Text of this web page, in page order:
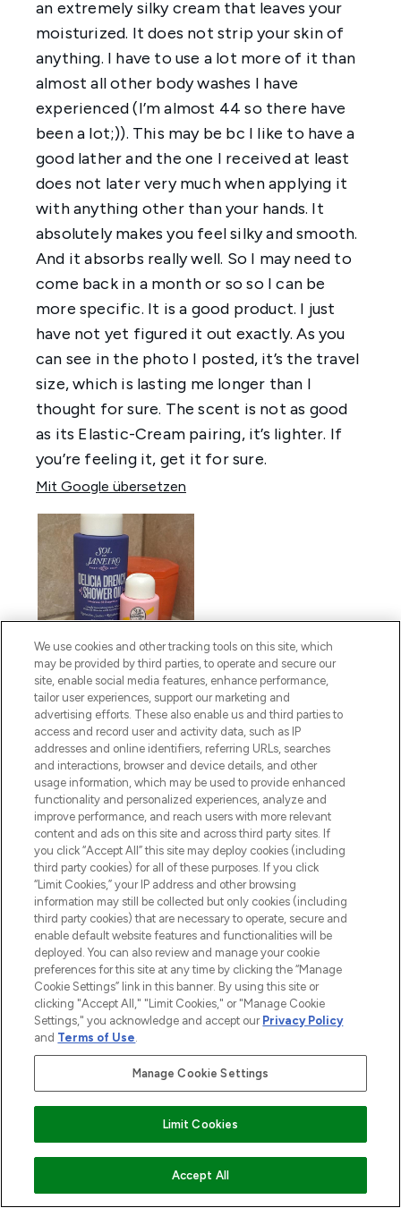
ZUM WARENKORB HINZUFÜGEN
MELDE DICH FÜR UNSEREN NEWSLETTER AN
ANMELDEN
We use cookies and other tracking tools on this site, which
may be provided by third parties, to operate and secure our
site, enable social media features, enhance performance,
tailor user experiences, support our marketing and
advertising efforts. These also enable us and third parties to
access and record user and activity data, such as IP
addresses and online identifiers, referring URLs, searches
and interactions, browser and device details, and other
usage information, which may be used to provide enhanced
functionality and personalized experiences, analyze and
improve performance, and reach users with more relevant
content and ads on this site and across third party sites. If
you click “Accept All” this site may deploy cookies (including
third party cookies) for all of these purposes. If you click
“Limit Cookies,” your IP address and other browsing
information may still be collected but only cookies (including
third party cookies) that are necessary to operate, secure and
enable default website features and functionalities will be
deployed. You can also review and manage your cookie
preferences for this site at any time by clicking the “Manage
Cookie Settings” link in this banner. By using this site or
clicking "Accept All," "Limit Cookies," or "Manage Cookie
Settings," you acknowledge and accept our Privacy Policy
and Terms of Use.
Manage Cookie Settings
Limit Cookies
Accept All